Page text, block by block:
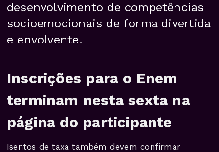
desenvolvimento de competências
socioemocionais de forma divertida
e envolvente.
Inscrições para o Enem
terminam nesta sexta na
página do participante
Isentos de taxa também devem confirmar